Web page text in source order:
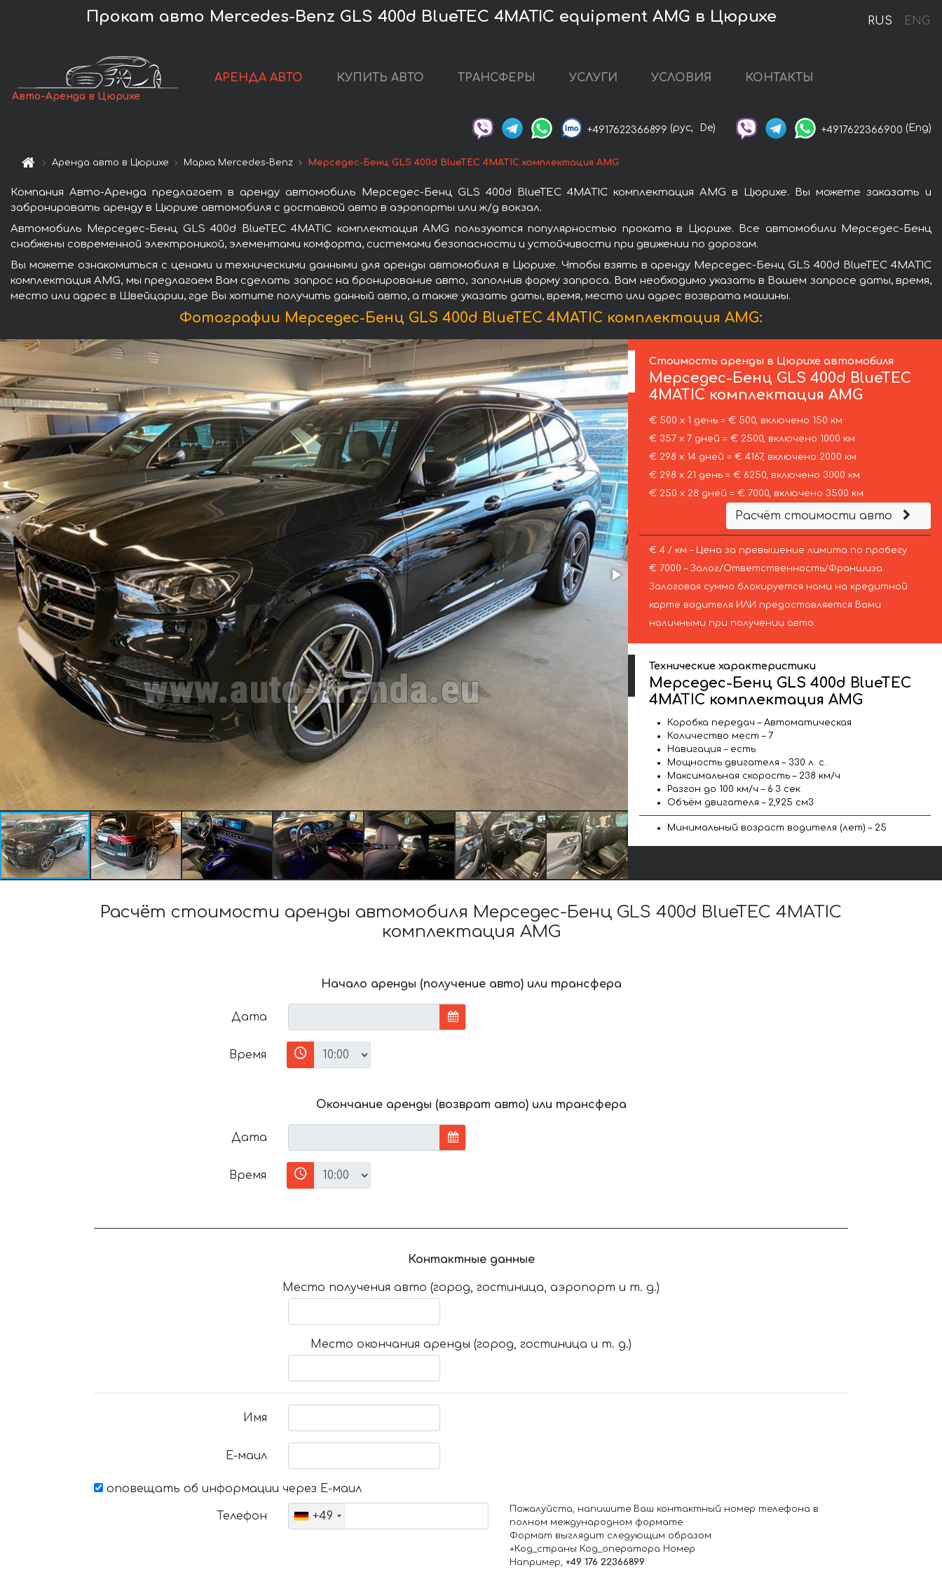
RUS ENG
Прокат авто Mercedes-Benz GLS 400d BlueTEC 4MATIC equipment AMG в Цюрихе
Авто-Аренда в Цюрихе
АРЕНДА АВТО КУПИТЬ АВТО ТРАНСФЕРЫ УСЛУГИ УСЛОВИЯ КОНТАКТЫ
+4917622366899 (рус, De) +4917622366900 (Eng)
Аренда авто в Цюрихе Марка Mercedes-Benz Мерседес-Бенц GLS 400d BlueTEC 4MATIC комплектация AMG
Компания Авто-Аренда предлагает в аренду автомобиль Мерседес-Бенц GLS 400d BlueTEC 4MATIC комплектация AMG в Цюрихе. Вы можете заказать и
забронировать аренду в Цюрихе автомобиля с доставкой авто в аэропорты или ж/д вокзал.
Автомобиль Мерседес-Бенц GLS 400d BlueTEC 4MATIC комплектация AMG пользуются популярностью проката в Цюрихе. Все автомобили Мерседес-Бенц
снабжены современной электроникой, элементами комфорта, системами безопасности и устойчивости при движении по дорогам.
Вы можете ознакомиться с ценами и техническими данными для аренды автомобиля в Цюрихе. Чтобы взять в аренду Мерседес-Бенц GLS 400d BlueTEC 4MATIC
комплектация AMG, мы предлагаем Вам сделать запрос на бронирование авто, заполнив форму запроса. Вам необходимо указать в Вашем запросе даты, время,
место или адрес в Швейцарии, где Вы хотите получить данный авто, а также указать даты, время, место или адрес возврата машины.
Фотографии Мерседес-Бенц GLS 400d BlueTEC 4MATIC комплектация AMG:
Стоимость аренды в Цюрихе автомобиля
Мерседес-Бенц GLS 400d BlueTEC
4MATIC комплектация AMG
€ 500 х 1 день = € 500, включено 150 км
€ 357 х 7 дней = € 2500, включено 1000 км
€ 298 х 14 дней = € 4167, включено 2000 км
€ 298 х 21 день = € 6250, включено 3000 км
€ 250 х 28 дней = € 7000, включено 3500 км
Расчёт стоимости авто
€ 4 / км – Цена за превышение лимита по пробегу
€ 7000 – Залог/Ответственность/Франшиза.
Залоговая сумма блокируется нами на кредитной
карте водителя ИЛИ предоставляется Вами
наличными при получении авто.
Технические характеристики
Мерседес-Бенц GLS 400d BlueTEC
4MATIC комплектация AMG
Коробка передач – Автоматическая
Количество мест – 7
Навигация – есть
Мощность двигателя – 330 л. с.
Максимальная скорость – 238 км/ч
Разгон до 100 км/ч – 6.3 сек
Объём двигателя – 2,925 см3
Минимальный возраст водителя (лет) – 25
Расчёт стоимости аренды автомобиля Мерседес-Бенц GLS 400d BlueTEC 4MATIC
комплектация AMG
Начало аренды (получение авто) или трансфера
Дата
Время
Окончание аренды (возврат авто) или трансфера
Дата
Время
Контактные данные
Место получения авто (город, гостиница, аэропорт и т. д.)
Место окончания аренды (город, гостиница и т. д.)
Имя
Е-маил
оповещать об информации через Е-маил
Телефон +49
Пожалуйста, напишите Ваш контактный номер телефона в
полном международном формате.
Формат выглядит следующим образом:
+Код_страны Код_оператора Номер
Например, +49 176 22366899